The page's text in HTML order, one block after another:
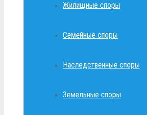
Жилищные споры
Семейные споры
Наследственные споры
Земельные споры